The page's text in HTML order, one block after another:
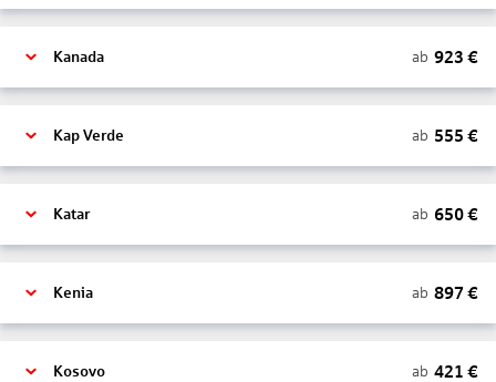
Kanada ab 923 €
Kap Verde ab 555 €
Katar ab 650€
Kenia ab 897 €
Kosovo ab 421 €